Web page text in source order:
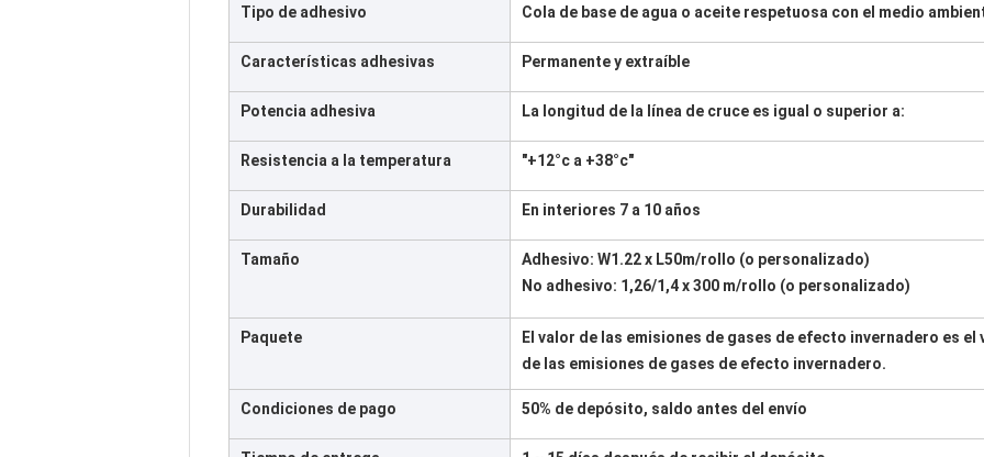
Tipo de adhesivo Cola de base de agua o aceite respetuosa con el medio
Características adhesivas Permanente y extraíble
Potencia adhesiva La longitud de la línea de cruce es igual o superior a:
Resistencia a la temperatura "+12°c a +38°c"
Durabilidad En interiores 7 a 10 años
Tamaño
Adhesivo: W1.22 x L50m/rollo (o personalizado)
No adhesivo: 1,26/1,4 x 300 m/rollo (o personalizado)
Paquete
El valor de las emisiones de gases de efecto invernadero es el
de las emisiones de gases de efecto invernadero.
Condiciones de pago 50% de depósito, saldo antes del envío